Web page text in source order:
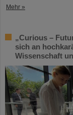
Mehr »
„Curious –
sich an
Wissenschaft